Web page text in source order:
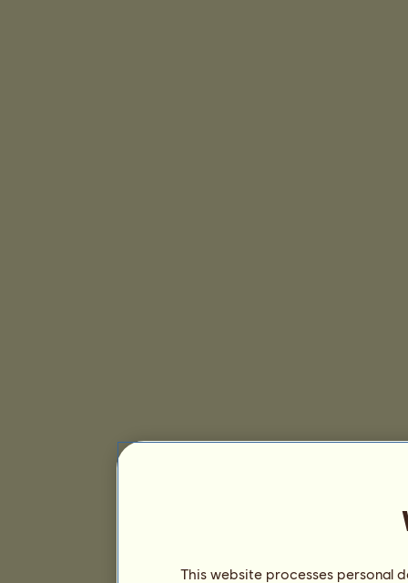
This website processes personal